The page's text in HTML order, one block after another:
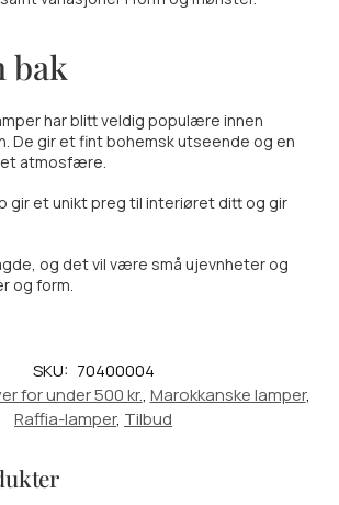
bak
har blitt veldig populære innen
De gir et fint bohemsk utseende og en
atmosfære.
gir et unikt preg til interiøret ditt og gir
og det vil være små ujevnheter og
og form.
SKU: 70400004
for under 500 kr., Marokkanske lamper,
Raffia-lamper, Tilbud